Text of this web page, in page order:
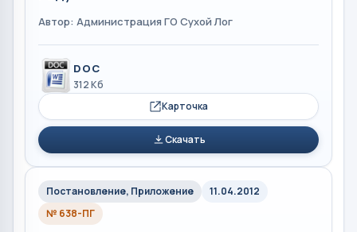
Автор: Администрация ГО Сухой Лог
DOC
312 Кб
Карточка
Скачать
Постановление, Приложение
11.04.2012
№ 638-ПГ